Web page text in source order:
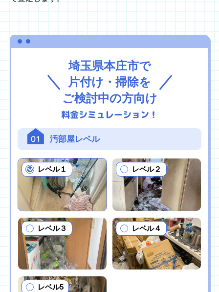
埼玉県本庄市で
片付け・掃除を
ご検討中の方向け
料金シミュレーション！
01 汚部屋レベル
レベル１ レベル２
レベル３ レベル４
レベル5